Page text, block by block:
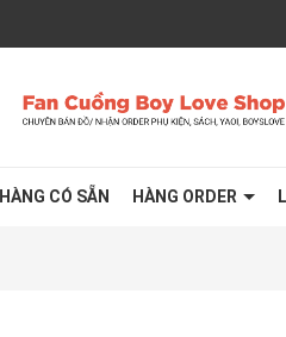
HÀNG CÓ SẴN HÀNG ORDER